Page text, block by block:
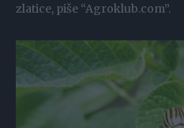
zlatice, piše “Agroklub.com”.